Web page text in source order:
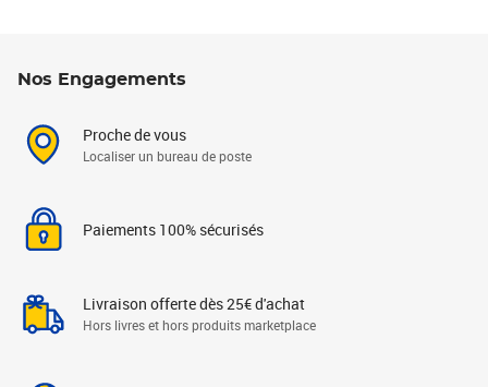
Nos Engagements
Proche de vous
Localiser un bureau de poste
Paiements 100% sécurisés
Livraison offerte dès 25€ d'achat
Hors livres et hors produits marketplace